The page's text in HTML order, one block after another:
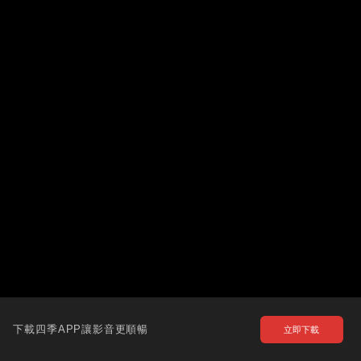
下載四季APP讓影音更順暢 立即下載